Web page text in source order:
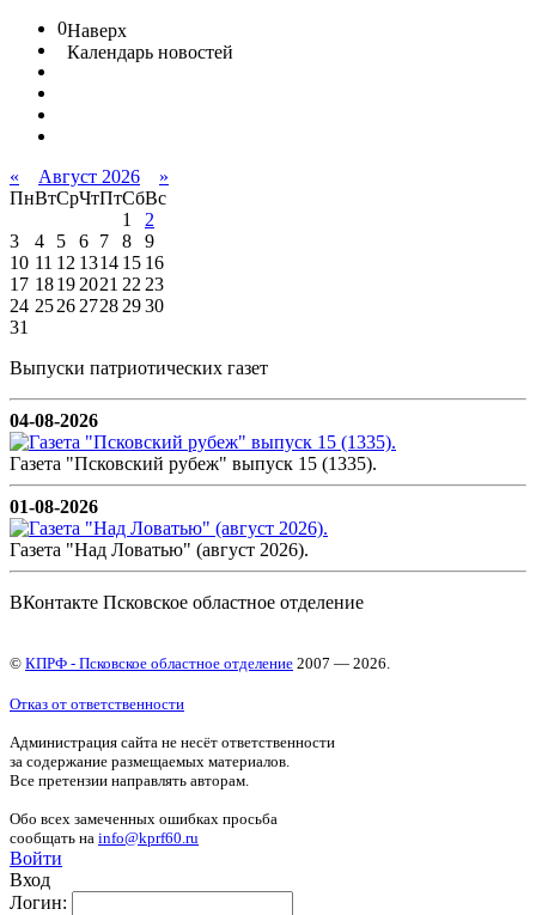
0Наверх
Календарь новостей
« Август 2026
»
ПнВтСрЧтПтСбВс
1
2
3
4 5 6 7 8
9
10 11 12 1314 15 16
17 18192021 2223
24 252627282930
31
Выпуски патриотических газет
04-08-2026
Газета "Псковский рубеж" выпуск 15 (1335).
01-08-2026
Газета "Над Ловатью" (август 2026).
ВКонтакте Псковское областное отделение
© КПРФ - Псковское областное отделение 2007 — 2026.
Отказ от ответственности
Администрация сайта не несёт ответственности
за содержание размещаемых материалов.
Все претензии направлять авторам.
Обо всех замеченных ошибках просьба
сообщать на info@kprf60.ru
Войти
Вход
Логин: